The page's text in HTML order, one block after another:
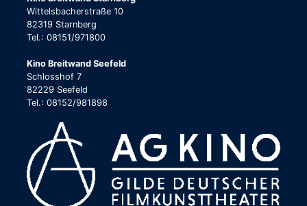
Wittelsbacherstraße 10
82319 Starnberg
Tel.: 08151/971800
Kino Breitwand Seefeld
Schlosshof 7
82229 Seefeld
Tel.: 08152/981898